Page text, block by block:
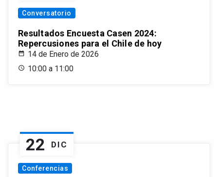
Conversatorio
Resultados Encuesta Casen 2024:
Repercusiones para el Chile de hoy
14 de Enero de 2026
10:00 a 11:00
22 DIC
Conferencias